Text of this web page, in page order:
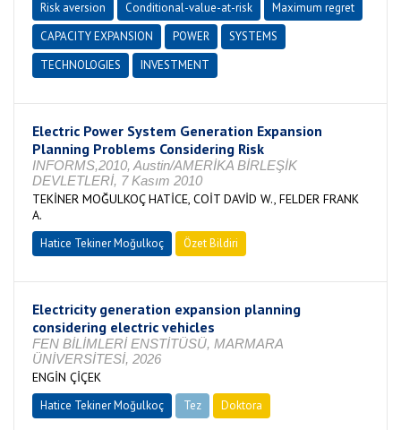
Risk aversion
Conditional-value-at-risk
Maximum regret
CAPACITY EXPANSION
POWER
SYSTEMS
TECHNOLOGIES
INVESTMENT
Electric Power System Generation Expansion
Planning Problems Considering Risk
INFORMS,2010, Austin/AMERİKA BİRLEŞİK
DEVLETLERİ, 7 Kasım 2010
TEKİNER MOĞULKOÇ HATİCE, COİT DAVİD W., FELDER FRANK
A.
Hatice Tekiner Moğulkoç Özet Bildiri
Electricity generation expansion planning
considering electric vehicles
FEN BİLİMLERİ ENSTİTÜSÜ, MARMARA
ÜNİVERSİTESİ, 2026
ENGİN ÇİÇEK
Hatice Tekiner Moğulkoç Tez Doktora